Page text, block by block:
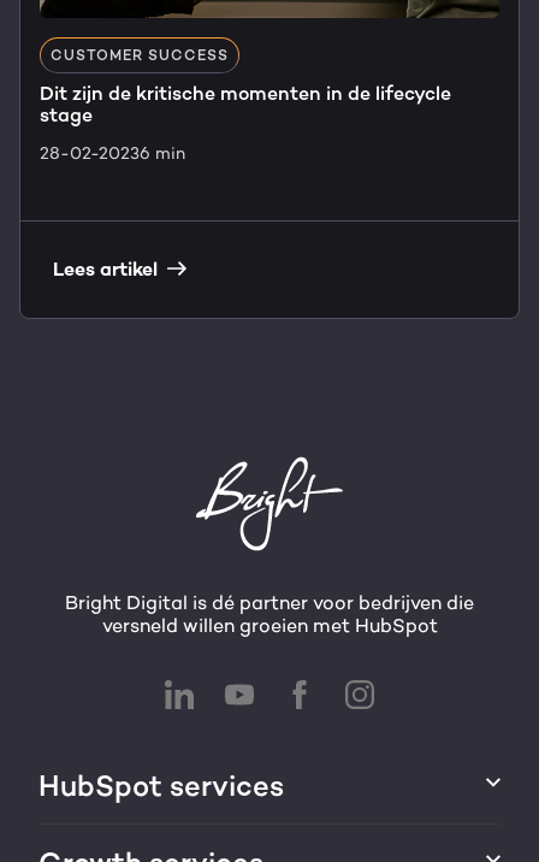
CUSTOMER SUCCESS
Dit zijn de kritische momenten in de lifecycle
stage
28-02-20236 min
Lees artikel
Bright Digital is dé partner voor bedrijven die
versneld willen groeien met HubSpot
HubSpot services
HubSpot integraties